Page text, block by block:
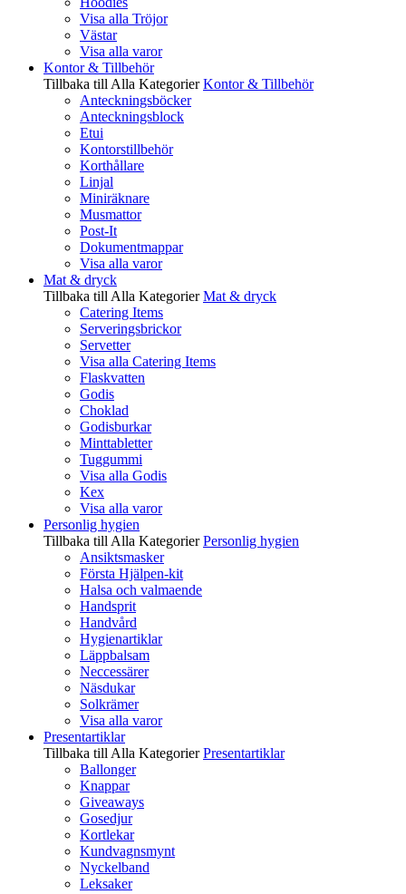
Visa alla Tröjor
Västar
Visa alla varor
Kontor & Tillbehör
Tillbaka till Alla Kategorier Kontor & Tillbehör
Anteckningsböcker
Anteckningsblock
Etui
Kontorstillbehör
Korthållare
Linjal
Miniräknare
Musmattor
Post-It
Dokumentmappar
Visa alla varor
Mat & dryck
Tillbaka till Alla Kategorier Mat & dryck
Catering Items
Serveringsbrickor
Servetter
Visa alla Catering Items
Flaskvatten
Godis
Choklad
Godisburkar
Minttabletter
Tuggummi
Visa alla Godis
Kex
Visa alla varor
Personlig hygien
Tillbaka till Alla Kategorier Personlig hygien
Ansiktsmasker
Första Hjälpen-kit
Halsa och valmaende
Handsprit
Handvård
Hygienartiklar
Läppbalsam
Neccessärer
Näsdukar
Solkrämer
Visa alla varor
Presentartiklar
Tillbaka till Alla Kategorier Presentartiklar
Ballonger
Knappar
Giveaways
Gosedjur
Kortlekar
Kundvagnsmynt
Nyckelband
Leksaker